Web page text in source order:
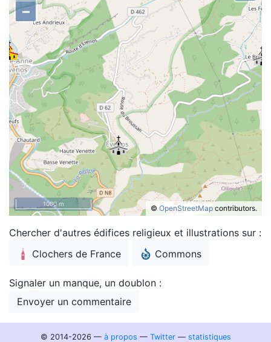
–
© OpenStreetMap contributors.
1000 m
Chercher d'autres édifices religieux et illustrations sur :
Clochers de France
Commons
Signaler un manque, un doublon :
Envoyer un commentaire
© 2014-2026 — à propos — Twitter— statistiques